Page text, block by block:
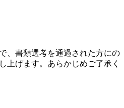
、書類選考を通過された方にの
上げます。あらかじめご了承く